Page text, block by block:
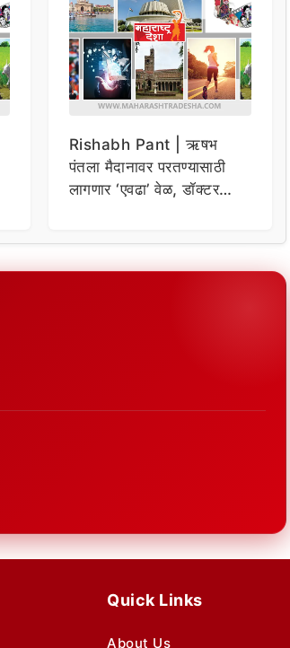
Rishabh Pant | ऋषभ
पंतला मैदानावर परतण्यासाठी
लागणार ‘एवढा’ वेळ, डॉक्टर
Quick Links
About Us